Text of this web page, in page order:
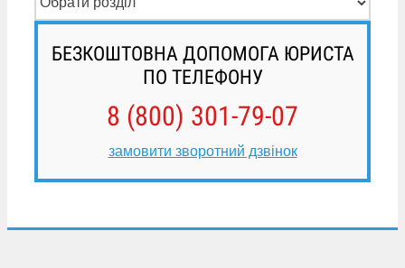
БЕЗКОШТОВНА ДОПОМОГА ЮРИСТА
ПО ТЕЛЕФОНУ
8 (800) 301-79-07
замовити зворотний дзвінок